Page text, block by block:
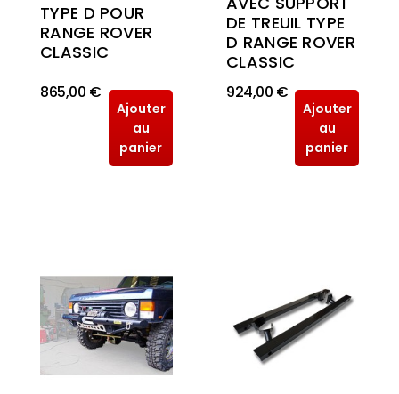
TYPE D POUR
RANGE ROVER
CLASSIC
865,00 €
Ajouter
au
panier
DE TREUIL TYPE
D RANGE ROVER
CLASSIC
924,00 €
Ajouter
au
panier